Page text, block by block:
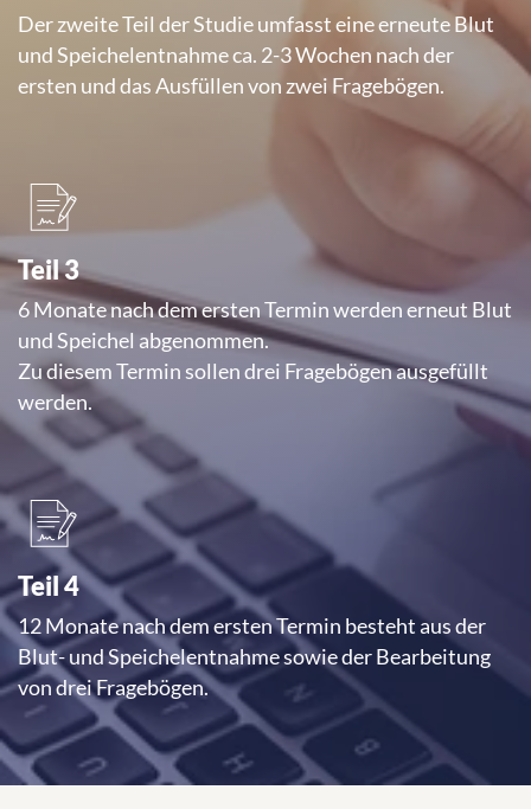
Der zweite Teil der Studie umfasst eine erneute Blut
und Speichelentnahme ca. 2-3 Wochen nach der
ersten und das Ausfüllen von zwei Fragebögen.
Teil 3
6 Monate nach dem ersten Termin werden erneut Blut
und Speichel abgenommen.
Zu diesem Termin sollen drei Fragebögen ausgefüllt
werden.
Teil 4
12 Monate nach dem ersten Termin besteht aus der
Blut- und Speichelentnahme sowie der Bearbeitung
von drei Fragebögen.